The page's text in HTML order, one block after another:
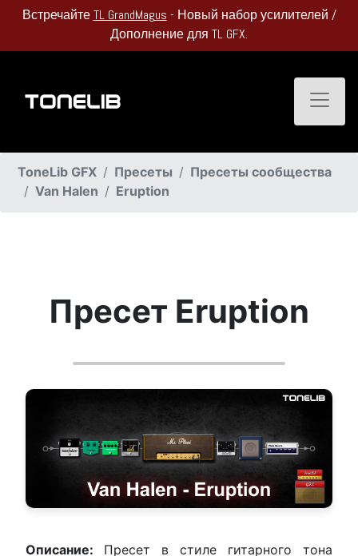
ВстречайтеTL GrandMagus - Новый набор усилителей /
Дополнение для TL GFX.
ToneLib GFX Пресеты
Пресеты сообщества
Van Halen
Eruption
Пресет Eruption
Описание: Пресет в стиле гитарного тона